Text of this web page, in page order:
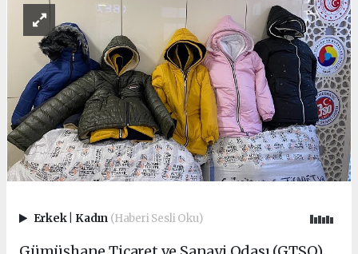
Erkek Kadın (Haberi Sesli Oku)